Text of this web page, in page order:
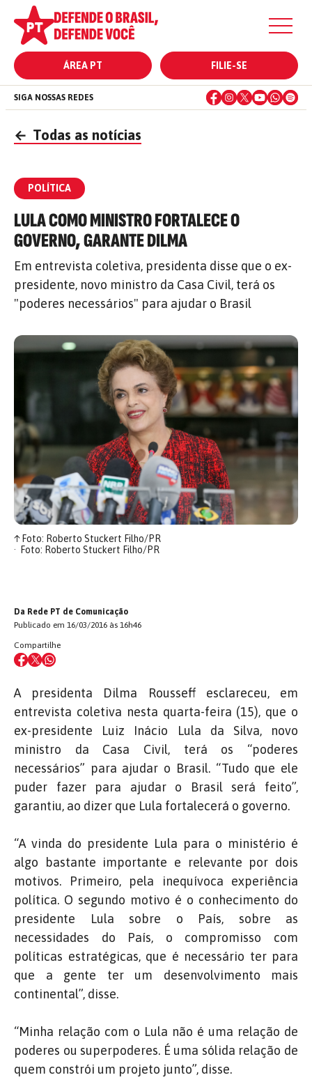
ÁREA PT FILIE-SE
SIGA NOSSAS REDES
← Todas as notícias
POLÍTICA
LULA COMO MINISTRO FORTALECE O
GOVERNO, GARANTE DILMA
Em entrevista coletiva, presidenta disse que o ex-
presidente, novo ministro da Casa Civil, terá os
"poderes necessários" para ajudar o Brasil
↑Foto: Roberto Stuckert Filho/PR
Foto: Roberto Stuckert Filho/PR
Da Rede PT de Comunicação
Publicado em 16/03/2016 às 16h46
Compartilhe
A presidenta Dilma Rousseff esclareceu, em
entrevista coletiva nesta quarta-feira (15), que o
ex-presidente Luiz Inácio Lula da Silva, novo
ministro da Casa Civil, terá os “poderes
necessários” para ajudar o Brasil. “Tudo que ele
puder fazer para ajudar o Brasil será feito”,
garantiu, ao dizer que Lula fortalecerá o governo.
“A vinda do presidente Lula para o ministério é
algo bastante importante e relevante por dois
motivos.
Primeiro, pela
inequívoca experiência
política. O segundo motivo é o conhecimento do
presidente Lula sobre o País, sobre as
necessidades do País, o compromisso com
políticas estratégicas, que é necessário ter para
que a gente ter um desenvolvimento mais
continental”, disse.
“Minha relação com o Lula não é uma relação de
poderes ou superpoderes. É uma sólida relação de
quem constrói um projeto junto”, disse.